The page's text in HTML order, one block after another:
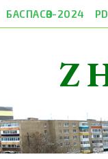
БАСПАСӨЗ-2024